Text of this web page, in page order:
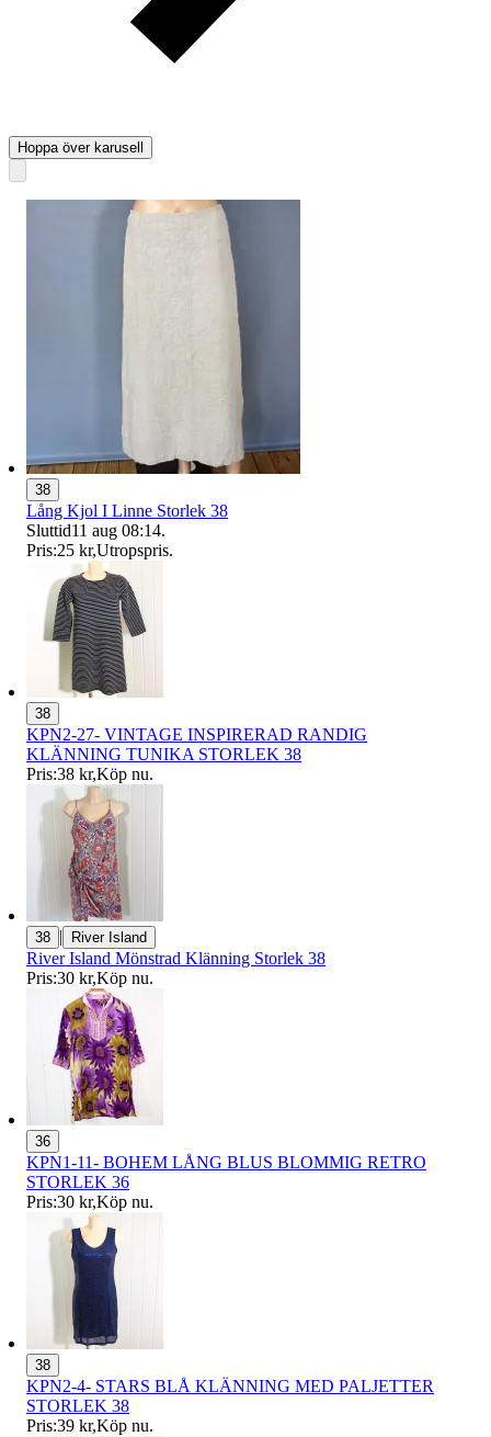
Hoppa över karusell
38
Lång Kjol I Linne Storlek 38
Sluttid11 aug 08:14.
Pris:25 kr,Utropspris.
38
KPN2-27- VINTAGE INSPIRERAD RANDIG
KLÄNNING TUNIKA STORLEK 38
Pris:38 kr,Köp nu.
38 | River Island
River Island Mönstrad Klänning Storlek 38
Pris:30 kr,Köp nu.
36
KPN1-11- BOHEM LÅNG BLUS BLOMMIG RETRO
STORLEK 36
Pris:30 kr,Köp nu.
38
KPN2-4- STARS BLÅ KLÄNNING MED PALJETTER
STORLEK 38
Pris:39 kr,Köp nu.